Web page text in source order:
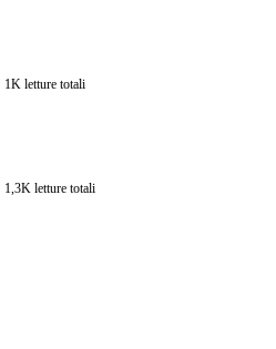
1K letture totali
1,3K letture totali